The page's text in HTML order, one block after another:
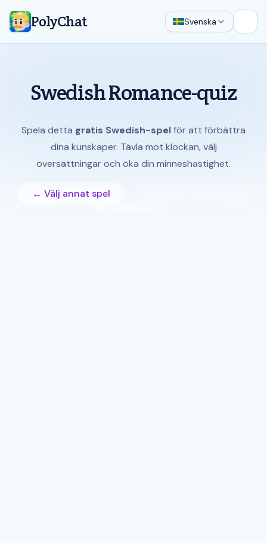
PolyChat Svenska
Swedish Romance-quiz
Spela detta gratis Swedish-spelför att förbättra
dina kunskaper. Tävla mot klockan, välj
översättningar och öka din minneshastighet.
← Välj annat spel